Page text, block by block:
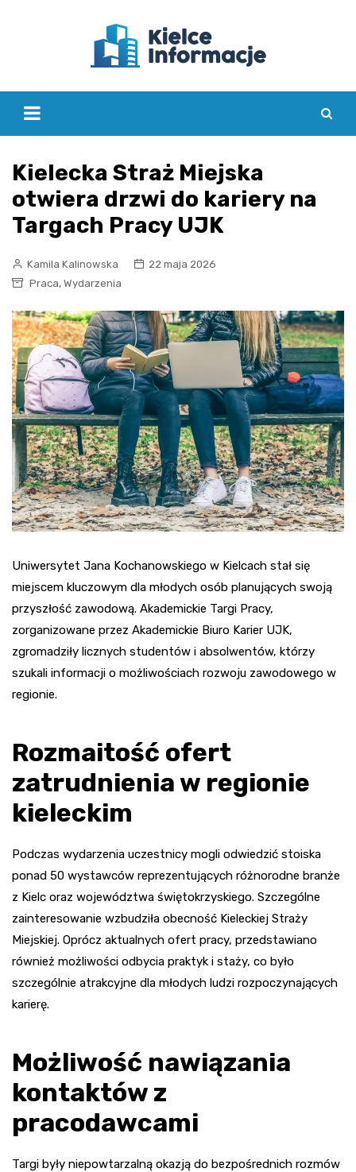
Kielecka Straż Miejska
otwiera drzwi do kariery na
Targach Pracy UJK
Kamila Kalinowska
22 maja 2026
Praca, Wydarzenia
Uniwersytet Jana Kochanowskiego w Kielcach stał się
miejscem kluczowym dla młodych osób planujących swoją
przyszłość zawodową. Akademickie Targi Pracy,
zorganizowane przez Akademickie Biuro Karier UJK,
zgromadziły licznych studentów i absolwentów, którzy
szukali informacji o możliwościach rozwoju zawodowego w
regionie.
Rozmaitość ofert
zatrudnienia w regionie
kieleckim
Podczas wydarzenia uczestnicy mogli odwiedzić stoiska
ponad 50 wystawców reprezentujących różnorodne branże
z Kielc oraz województwa świętokrzyskiego. Szczególne
zainteresowanie wzbudziła obecność Kieleckiej Straży
Miejskiej. Oprócz aktualnych ofert pracy, przedstawiano
również możliwości odbycia praktyk i staży, co było
szczególnie atrakcyjne dla młodych ludzi rozpoczynających
karierę.
Możliwość nawiązania
kontaktów z
pracodawcami
Targi były niepowtarzalną okazją do bezpośrednich rozmów